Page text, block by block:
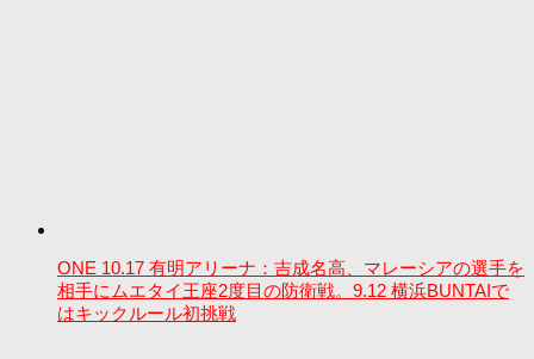
ONE 10.17 有明アリーナ：吉成名高、マレーシアの選手を
相手にムエタイ王座2度目の防衛戦。9.12 横浜BUNTAIで
はキックルール初挑戦